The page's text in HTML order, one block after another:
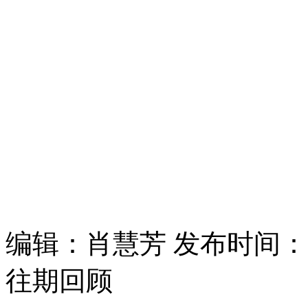
编辑：肖慧芳 发布时间
往期回顾